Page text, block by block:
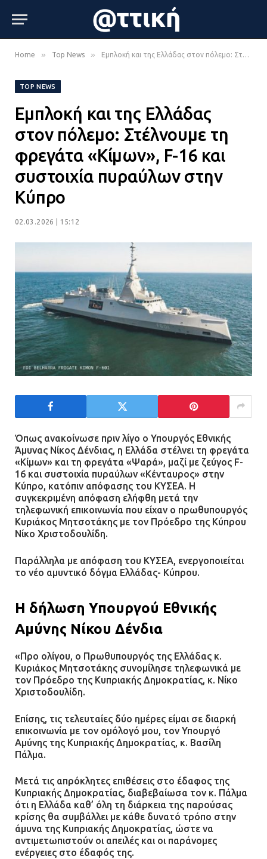
Home » Top News » Εμπλοκή και της Ελλάδας στον πόλεμο: Στέλνουμε τη φρεγάτα «Κίμων», F-16 και συστοιχία πυραύλων στην Κύπρο
TOP NEWS
Εμπλοκή και της Ελλάδας
στον πόλεμο: Στέλνουμε τη
φρεγάτα «Κίμων», F-16 και
συστοιχία πυραύλων στην
Κύπρο
02.03.2026 | 15:12
Όπως ανακοίνωσε πριν λίγο ο Υπουργός Εθνικής
Άμυνας Νίκος Δένδιας, η Ελλάδα στέλνει τη φρεγάτα
«Κίμων» και τη φρεγάτα «Ψαρά», μαζί με ζεύγος F-
16 και συστοιχία πυραύλων «Κένταυρος» στην
Κύπρο, κατόπιν απόφασης του ΚΥΣΕΑ. Η
συγκεκριμένη απόφαση ελήφθη μετά την
τηλεφωνική επικοινωνία που είχαν ο πρωθυπουργός
Κυριάκος Μητσοτάκης με τον Πρόεδρο της Κύπρου
Νίκο Χριστοδουλίδη.
Παράλληλα με απόφαση του ΚΥΣΕΑ, ενεργοποιείται
το νέο αμυντικό δόγμα Ελλάδας- Κύπρου.
Η δήλωση Υπουργού Εθνικής
Αμύνης Νίκου Δένδια
«Προ ολίγου, ο Πρωθυπουργός της Ελλάδας κ.
Κυριάκος Μητσοτάκης συνομίλησε τηλεφωνικά με
τον Πρόεδρο της Κυπριακής Δημοκρατίας, κ. Νίκο
Χριστοδουλίδη.
Επίσης, τις τελευταίες δύο ημέρες είμαι σε διαρκή
επικοινωνία με τον ομόλογό μου, τον Υπουργό
Αμύνης της Κυπριακής Δημοκρατίας, κ. Βασίλη
Πάλμα.
Μετά τις απρόκλητες επιθέσεις στο έδαφος της
Κυπριακής Δημοκρατίας, διαβεβαίωσα τον κ. Πάλμα
ότι η Ελλάδα καθ’ όλη τη διάρκεια της παρούσας
κρίσης θα συμβάλλει με κάθε δυνατό τρόπο στην
άμυνα της Κυπριακής Δημοκρατίας, ώστε να
αντιμετωπιστούν οι απειλές και οι παράνομες
ενέργειες στο έδαφός της.